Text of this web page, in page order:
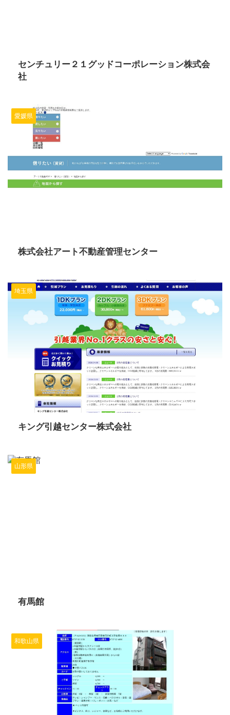
センチュリー２１グッドコーポレーション株式会
社
愛媛県
株式会社アート不動産管理センター
2024/6/13
埼玉県
キング引越センター株式会社
山形県
有馬館
和歌山県